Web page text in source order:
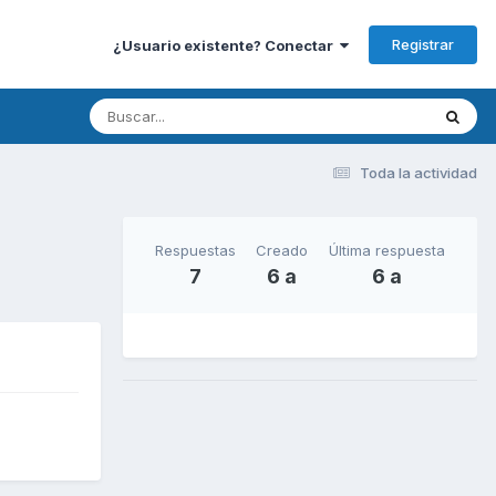
¿Usuario existente? Conectar Registrar
Toda la actividad
Respuestas
7
Creado
6 a
Última respuesta
6 a